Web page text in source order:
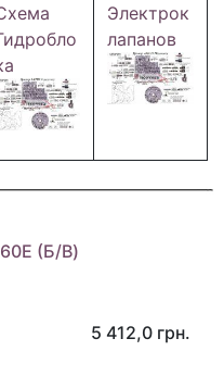
Электрок
лапанов
(Б/В)
5 412,0 грн.